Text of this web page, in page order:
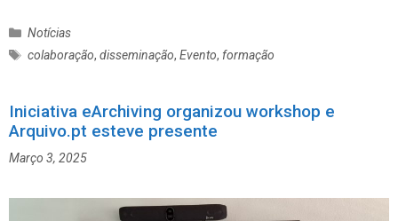
C
a
g
r
i
s
Notícias
E
q
u
t
s
colaboração,disseminação,Evento, formação
Iniciativa eArchiving organizou workshop e
Arquivo.pt esteve presente
Março 3, 2025